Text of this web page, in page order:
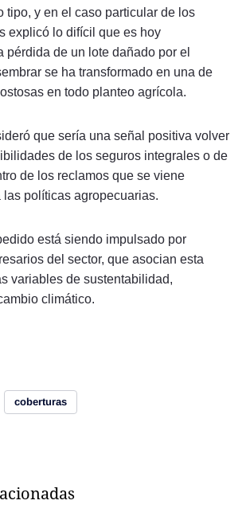
tipo, y en el caso particular de los
explicó lo difícil que es hoy
pérdida de un lote dañado por el
se ha transformado en una de
en todo planteo agrícola.
que sería una señal positiva volver
de los seguros integrales o de
de los reclamos que se viene
políticas agropecuarias.
está siendo impulsado por
del sector, que asocian esta
variables de sustentabilidad,
climático.
coberturas